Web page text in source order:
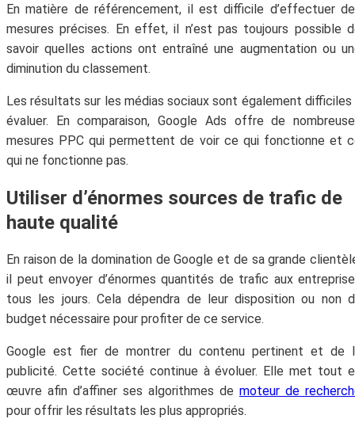
En matière de référencement, il est difficile d’effectuer
mesures précises. En effet, il n’est pas toujours possible
savoir quelles actions ont entraîné une augmentation ou
diminution du classement.
Les résultats sur les médias sociaux sont également difficiles
évaluer. En comparaison, Google Ads offre de
mesures PPC qui permettent de voir ce qui fonctionne et
qui ne fonctionne pas.
Utiliser d’énormes sources de trafic de
haute qualité
En raison de la domination de Google et de sa grande
il peut envoyer d’énormes quantités de trafic aux
tous les jours. Cela dépendra de leur disposition ou non
budget nécessaire pour profiter de ce service.
Google est fier de montrer du contenu pertinent et de
publicité. Cette société continue à évoluer. Elle met tout
œuvre afin d’affiner ses algorithmes de moteur de
pour offrir les résultats les plus appropriés.